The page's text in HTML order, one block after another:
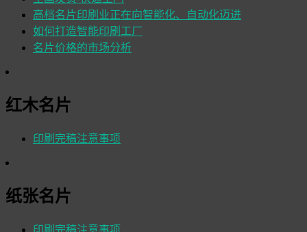
高档名片印刷业正在向智能化、自动化迈进
如何打造智能印刷工厂
名片价格的市场分析
红木名片
印刷完稿注意事项
纸张名片
印刷完稿注意事项